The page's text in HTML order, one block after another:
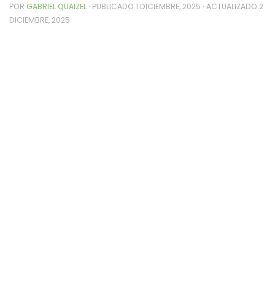
POR GABRIEL QUAIZEL · PUBLICADO 1 DICIEMBRE, 2025 · ACTUALIZADO 2
DICIEMBRE, 2025